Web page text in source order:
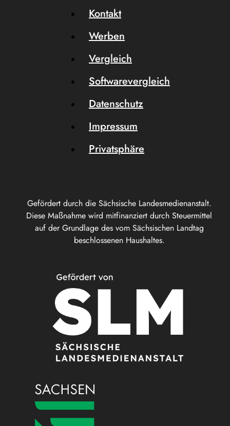
Gefördert durch die Sächsische Landesmedienanstalt.
Diese Maßnahme wird mitfinanziert durch Steuermittel
auf der Grundlage des vom Sächsischen Landtag
beschlossenen Haushaltes.
Kontakt
Werben
Vergleich
Softwarevergleich
Datenschutz
Impressum
Privatsphäre